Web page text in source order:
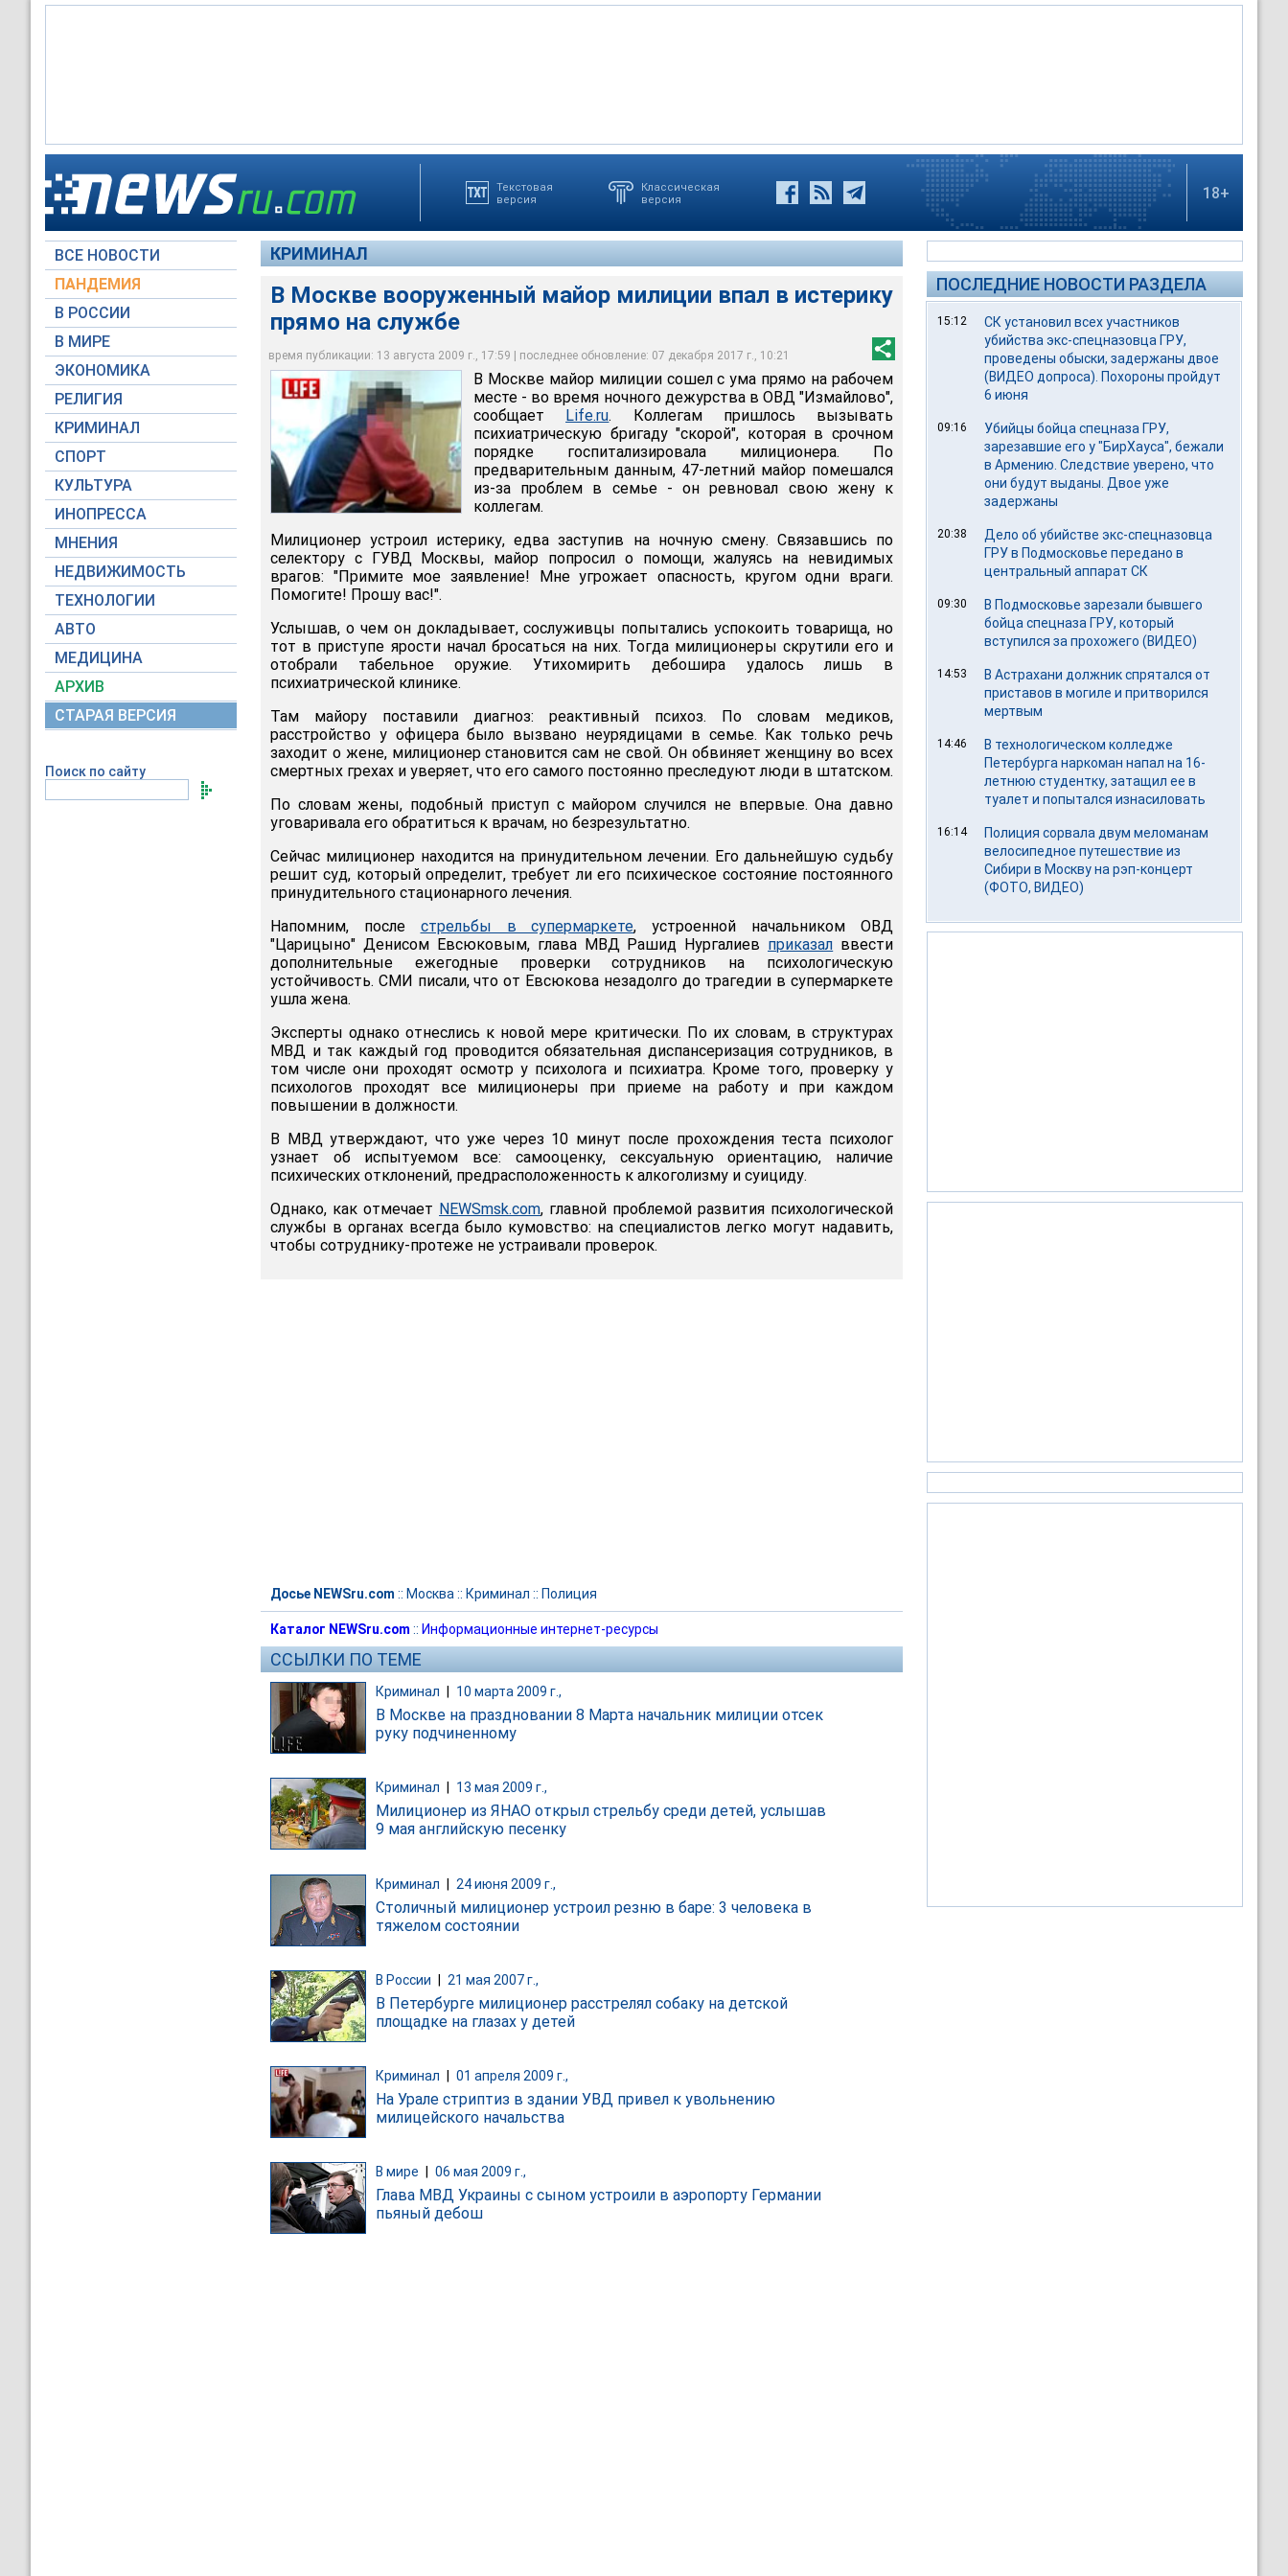
Текстовая
версия
Классическая
версия
18+
ВСЕ НОВОСТИ
ПАНДЕМИЯ
В РОССИИ
В МИРЕ
ЭКОНОМИКА
РЕЛИГИЯ
КРИМИНАЛ
СПОРТ
КУЛЬТУРА
ИНОПРЕССА
МНЕНИЯ
НЕДВИЖИМОСТЬ
ТЕХНОЛОГИИ
АВТО
МЕДИЦИНА
АРХИВ
СТАРАЯ ВЕРСИЯ
Поиск по сайту
КРИМИНАЛ
В Москве вооруженный майор милиции впал в истерику
прямо на службе
время публикации: 13 августа 2009 г., 17:59 | последнее обновление: 07 декабря 2017 г., 10:21
В Восточном округе столицы милиционеры скрутили своего коллегу, у которого
начался острый психоз
LIFE.ru
В Москве майор милиции сошел с ума прямо на рабочем
месте - во время ночного дежурства в ОВД "Измайлово",
сообщает Life.ru. Коллегам пришлось вызывать
психиатрическую бригаду "скорой", которая в срочном
порядке госпитализировала милиционера. По
предварительным данным, 47-летний майор помешался
из-за проблем в семье - он ревновал свою жену к
коллегам.
Милиционер устроил истерику, едва заступив на ночную смену. Связавшись по
селектору с ГУВД Москвы, майор попросил о помощи, жалуясь на невидимых
врагов: "Примите мое заявление! Мне угрожает опасность, кругом одни враги.
Помогите! Прошу вас!".
Услышав, о чем он докладывает, сослуживцы попытались успокоить товарища, но
тот в приступе ярости начал бросаться на них. Тогда милиционеры скрутили его и
отобрали табельное оружие. Утихомирить дебошира удалось лишь в
психиатрической клинике.
Там майору поставили диагноз: реактивный психоз. По словам медиков,
расстройство у офицера было вызвано неурядицами в семье. Как только речь
заходит о жене, милиционер становится сам не свой. Он обвиняет женщину во всех
смертных грехах и уверяет, что его самого постоянно преследуют люди в штатском.
По словам жены, подобный приступ с майором случился не впервые. Она давно
уговаривала его обратиться к врачам, но безрезультатно.
Сейчас милиционер находится на принудительном лечении. Его дальнейшую судьбу
решит суд, который определит, требует ли его психическое состояние постоянного
принудительного стационарного лечения.
Напомним, после стрельбы в супермаркете, устроенной начальником ОВД
"Царицыно" Денисом Евсюковым, глава МВД Рашид Нургалиев приказал ввести
дополнительные ежегодные проверки сотрудников на психологическую
устойчивость. СМИ писали, что от Евсюкова незадолго до трагедии в супермаркете
ушла жена.
Эксперты однако отнеслись к новой мере критически. По их словам, в структурах
МВД и так каждый год проводится обязательная диспансеризация сотрудников, в
том числе они проходят осмотр у психолога и психиатра. Кроме того, проверку у
психологов проходят все милиционеры при приеме на работу и при каждом
повышении в должности.
В МВД утверждают, что уже через 10 минут после прохождения теста психолог
узнает об испытуемом все: самооценку, сексуальную ориентацию, наличие
психических отклонений, предрасположенность к алкоголизму и суициду.
Однако, как отмечает NEWSmsk.com, главной проблемой развития психологической
службы в органах всегда было кумовство: на специалистов легко могут надавить,
чтобы сотруднику-протеже не устраивали проверок.
Досье NEWSru.com :: Москва :: Криминал :: Полиция
Каталог NEWSru.com :: Информационные интернет-ресурсы
ССЫЛКИ ПО ТЕМЕ
Криминал 10 марта 2009 г.,
В Москве на праздновании 8 Марта начальник милиции отсек
руку подчиненному
Криминал 13 мая 2009 г.,
Милиционер из ЯНАО открыл стрельбу среди детей, услышав
9 мая английскую песенку
Криминал | 24 июня 2009 г.,
Столичный милиционер устроил резню в баре: 3 человека в
тяжелом состоянии
В России 21 мая 2007 г.,
В Петербурге милиционер расстрелял собаку на детской
площадке на глазах у детей
Криминал 01 апреля 2009 г.,
На Урале стриптиз в здании УВД привел к увольнению
милицейского начальства
В мире 06 мая 2009 г.,
Глава МВД Украины с сыном устроили в аэропорту Германии
пьяный дебош
ПОСЛЕДНИЕ НОВОСТИ РАЗДЕЛА
15:12
СК установил всех участников
убийства экс-спецназовца ГРУ,
проведены обыски, задержаны двое
(ВИДЕО допроса). Похороны пройдут
6 июня
09:16
Убийцы бойца спецназа ГРУ,
зарезавшие его у "БирХауса", бежали
в Армению. Следствие уверено, что
они будут выданы. Двое уже
задержаны
20:38
Дело об убийстве экс-спецназовца
ГРУ в Подмосковье передано в
центральный аппарат СК
09:30
В Подмосковье зарезали бывшего
бойца спецназа ГРУ, который
вступился за прохожего (ВИДЕО)
14:53
В Астрахани должник спрятался от
приставов в могиле и притворился
мертвым
14:46
В технологическом колледже
Петербурга наркоман напал на 16-
летнюю студентку, затащил ее в
туалет и попытался изнасиловать
16:14
Полиция сорвала двум меломанам
велосипедное путешествие из
Сибири в Москву на рэп-концерт
(ФОТО, ВИДЕО)